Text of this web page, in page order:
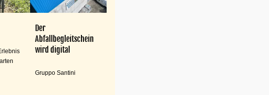
Der
Abfallbegleitschein
wird digital
Gruppo Santini